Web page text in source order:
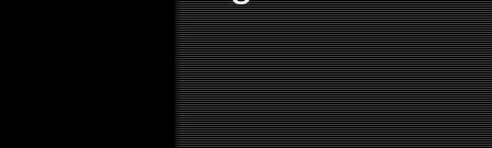
Tel: +49 (0)
Fax: +49 (0)